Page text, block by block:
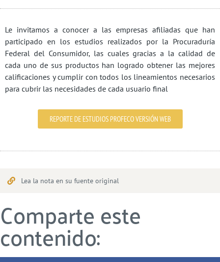
Le invitamos a conocer a las empresas afiliadas que han
participado en los estudios realizados por la Procuraduría
Federal del Consumidor, las cuales gracias a la calidad de
cada uno de sus productos han logrado obtener las mejores
calificaciones y cumplir con todos los lineamientos necesarios
para cubrir las necesidades de cada usuario final
REPORTE DE ESTUDIOS PROFECO VERSIÓN WEB
Lea la nota en su fuente original
Comparte este
contenido: